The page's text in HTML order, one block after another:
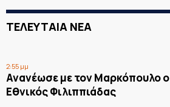
ΤΕΛΕΥΤΑΙΑ ΝΕΑ
2:55 μμ
Ανανέωσε με τον Μαρκόπουλο ο
Εθνικός Φιλιππιάδας